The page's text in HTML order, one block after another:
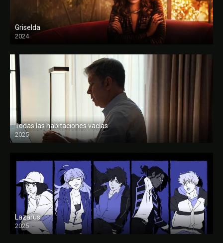
Griselda
2024
Todas las habitaciones vacías
2025
FULL HD
Lazarus
2025